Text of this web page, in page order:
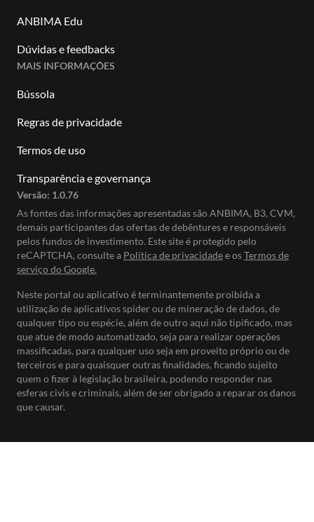
ANBIMA Edu
Dúvidas e feedbacks
MAIS INFORMAÇÕES
Bússola
Regras de privacidade
Termos de uso
Transparência e governança
Versão: 1.0.76
As fontes das informações apresentadas são ANBIMA, B3, CVM,
demais participantes das ofertas de debêntures e responsáveis
pelos fundos de investimento. Este site é protegido pelo
reCAPTCHA, consulte a Política de privacidadee osTermos de
serviço do Google.
Neste portal ou aplicativo é terminantemente proibida a
utilização de aplicativos spider ou de mineração de dados, de
qualquer tipo ou espécie, além de outro aqui não tipificado, mas
que atue de modo automatizado, seja para realizar operações
massificadas, para qualquer uso seja em proveito próprio ou de
terceiros e para quaisquer outras finalidades, ficando sujeito
quem o fizer à legislação brasileira, podendo responder nas
esferas civis e criminais, além de ser obrigado a reparar os danos
que causar.